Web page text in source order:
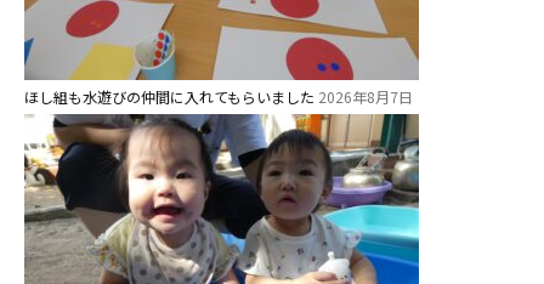
ほし組も水遊びの仲間に入れてもらいました 2026年8月7日